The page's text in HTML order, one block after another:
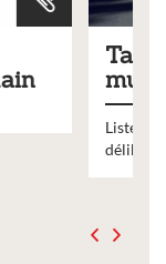
du 19 décembre 2025